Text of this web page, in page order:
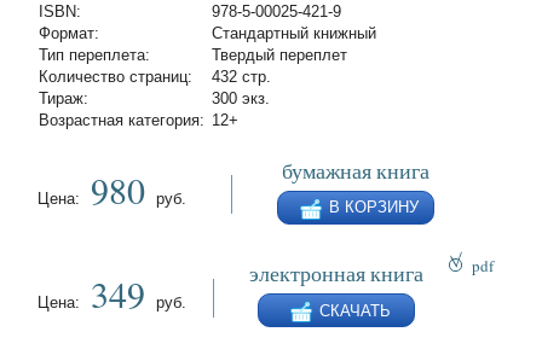
ISBN:
978-5-00025-421-9
Формат:
Стандартный книжный
Тип переплета:
Твердый переплет
Количество страниц:
432 стр.
Тираж:
300 экз.
Возрастная категория: 12+
Цена: 980 руб.
бумажная книга
В КОРЗИНУ
Цена: 349 руб.
электронная книга
СКАЧАТЬ
pdf